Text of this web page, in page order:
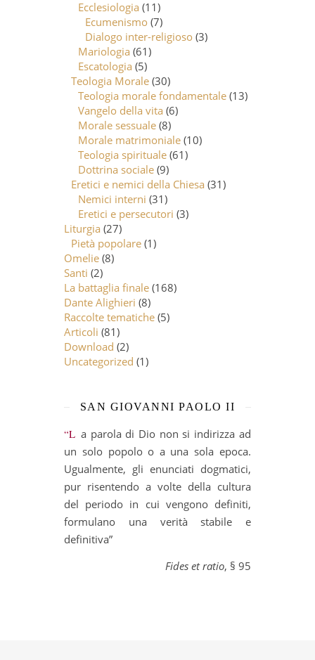
Ecclesiologia (11)
Ecumenismo (7)
Dialogo inter-religioso (3)
Mariologia (61)
Escatologia (5)
Teologia Morale (30)
Teologia morale fondamentale (13)
Vangelo della vita (6)
Morale sessuale (8)
Morale matrimoniale (10)
Teologia spirituale (61)
Dottrina sociale (9)
Eretici e nemici della Chiesa (31)
Nemici interni (31)
Eretici e persecutori (3)
Liturgia (27)
Pietà popolare (1)
Omelie (8)
Santi (2)
La battaglia finale (168)
Dante Alighieri (8)
Raccolte tematiche (5)
Articoli (81)
Download (2)
Uncategorized (1)
SAN GIOVANNI PAOLO II
“La parola di Dio non si indirizza ad
un solo popolo o a una sola epoca.
Ugualmente, gli enunciati dogmatici,
pur risentendo a volte della cultura
del periodo in cui vengono definiti,
formulano una verità stabile e
definitiva”
Fides et ratio, § 95